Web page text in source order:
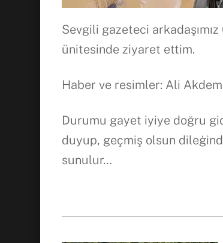
Sevgili gazeteci
ünitesinde ziyaret ettim.
Haber ve resimler: Ali
Durumu gayet iyiye doğru
duyup, geçmiş olsun
sunulur…